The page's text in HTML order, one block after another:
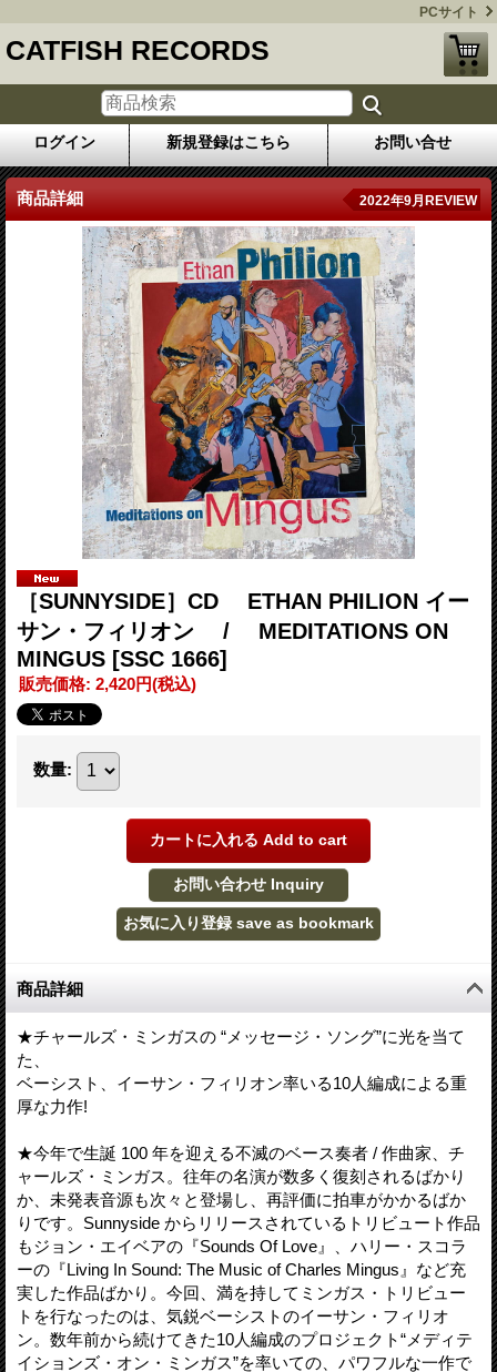
PCサイト
CATFISH RECORDS
ログイン 新規登録はこちら お問い合せ
商品詳細 2022年9月REVIEW
［SUNNYSIDE］CD ETHAN PHILION イー
サン・フィリオン / MEDITATIONS ON
MINGUS [SSC 1666]
販売価格: 2,420円(税込)
数量:
商品詳細
★チャールズ・ミンガスの “メッセージ・ソング”に光を当て
た、
ベーシスト、イーサン・フィリオン率いる10人編成による重
厚な力作!
★今年で生誕 100 年を迎える不滅のベース奏者 / 作曲家、チ
ャールズ・ミンガス。往年の名演が数多く復刻されるばかり
か、未発表音源も次々と登場し、再評価に拍車がかかるばか
りです。Sunnyside からリリースされているトリビュート作品
もジョン・エイベアの『Sounds Of Love』、ハリー・スコラ
ーの『Living In Sound: The Music of Charles Mingus』など充
実した作品ばかり。今回、満を持してミンガス・トリビュー
トを行なったのは、気鋭ベーシストのイーサン・フィリオ
ン。数年前から続けてきた10人編成のプロジェクト“メディテ
イションズ・オン・ミンガス”を率いての、パワフルな一作で